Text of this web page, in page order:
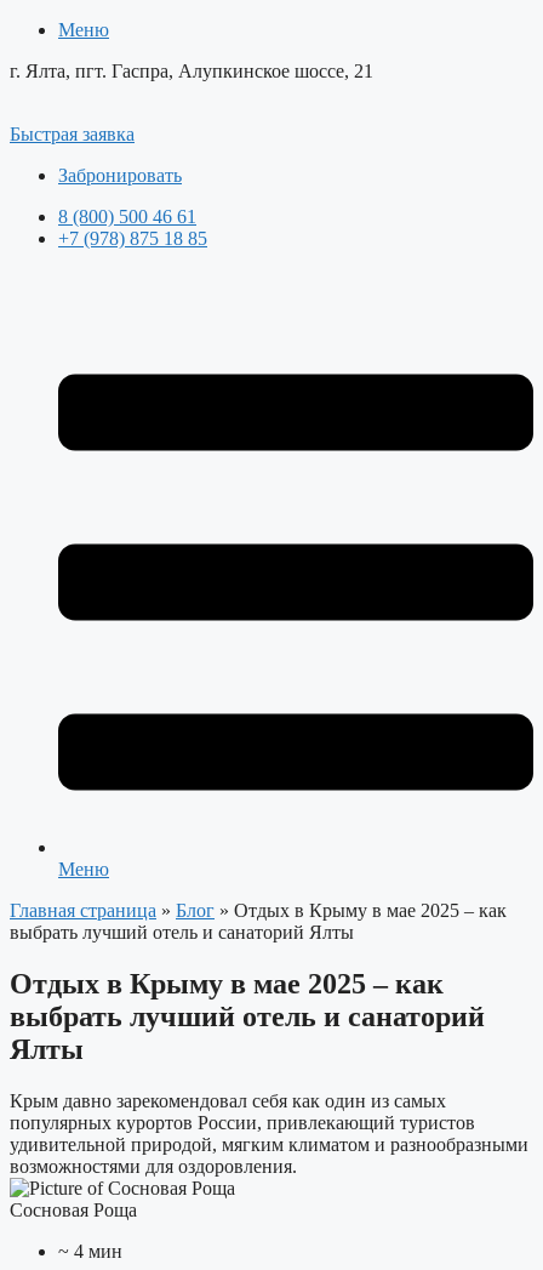
Меню
г. Ялта, пгт. Гаспра, Алупкинское шоссе, 21
Быстрая заявка
Забронировать
8 (800) 500 46 61
+7 (978) 875 18 85
Меню
Главная страница » Блог » Отдых в Крыму в мае 2025 – как
выбрать лучший отель и санаторий Ялты
Отдых в Крыму в мае 2025 – как
выбрать лучший отель и санаторий
Ялты
Крым давно зарекомендовал себя как один из самых
популярных курортов России, привлекающий туристов
удивительной природой, мягким климатом и разнообразными
возможностями для оздоровления.
Сосновая Роща
~ 4 мин